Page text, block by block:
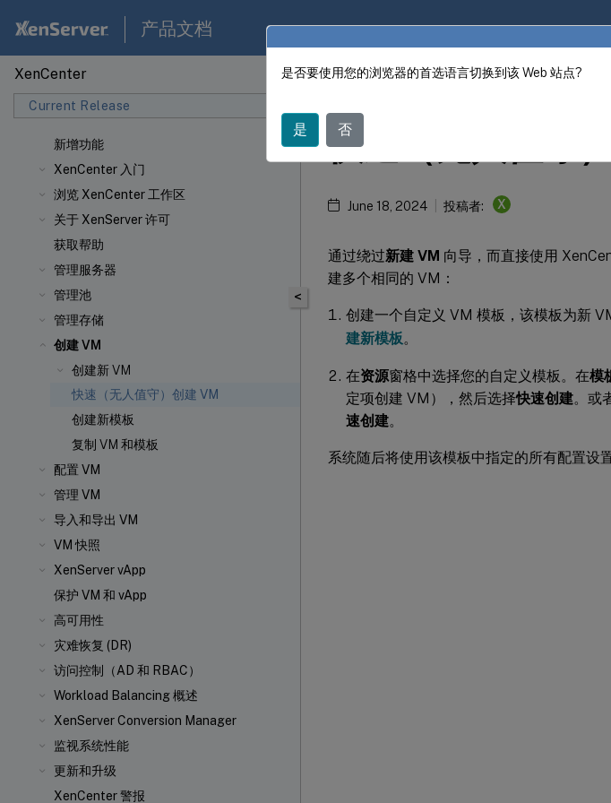
产品文档
XenCenter
Current Release
新增功能
XenCenter 入门
浏览 XenCenter 工作区
关于 XenServer 许可
获取帮助
管理服务器
管理池
管理存储
创建 VM
创建新 VM
快速（无人值守）创建 VM
创建新模板
复制 VM 和模板
配置 VM
管理 VM
导入和导出 VM
VM 快照
XenServer vApp
保护 VM 和 vApp
高可用性
灾难恢复 (DR)
访问控制（AD 和 RBAC）
Workload Balancing 概述
XenServer Conversion Manager
监视系统性能
更新和升级
XenCenter 警报
XenCenter XenCenter
<
快速（无人值守
June 18, 2024 投稿者: X
通过绕过新建 VM 向导，而直接使用
建多个相同的 VM：
创建一个自定义 VM 模板，该模板为新
建新模板。
在资源窗格中选择您的自定义模板。在模
定项创建 VM），然后选择快速创建。或
速创建。
系统随后将使用该模板中指定的所有配置设
是否要使用您的浏览器的首选语言切换到该 Web 站点?
是 否